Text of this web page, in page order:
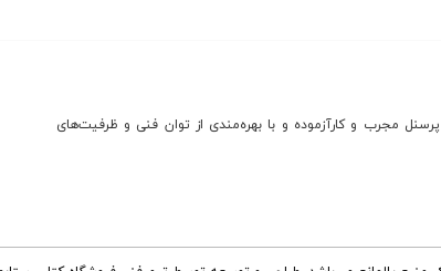
مجرب و کارآزموده و با بهره‌مندی از توان فنی و ظرفیت‌های